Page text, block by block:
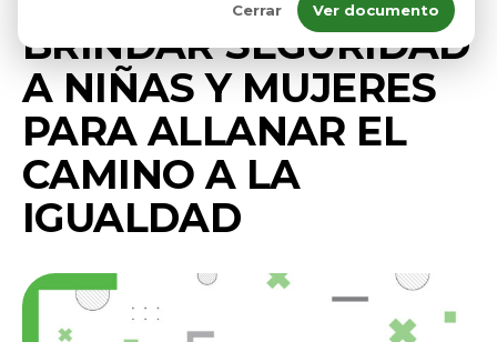
Cerrar Ver documento
BRINDAR SEGURIDAD
A NIÑAS Y MUJERES
PARA ALLANAR EL
CAMINO A LA
IGUALDAD